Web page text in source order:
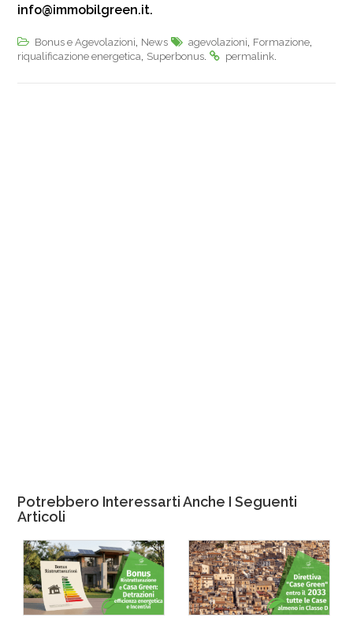
info@immobilgreen.it.
Bonus e Agevolazioni News agevolazioni Formazione
riqualificazione energetica Superbonus permalink
Potrebbero Interessarti Anche I Seguenti
Articoli